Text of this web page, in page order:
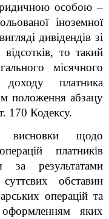
особою –
іноземної
дивідендів зі
то такий
місячного
доходу платника
положення абзацу
170 Кодексу.
щодо
платників
за результатами
обставин
операцій та
яких